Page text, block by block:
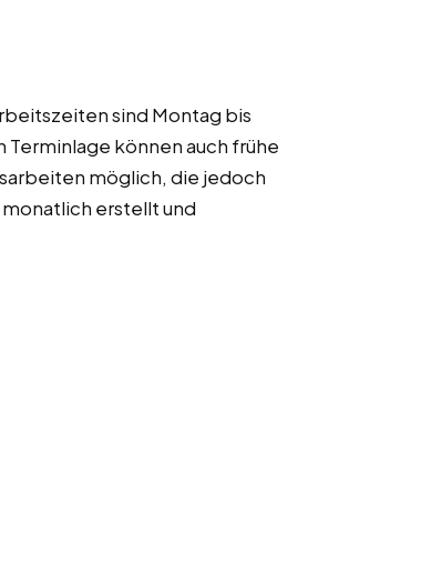
sind Montag bis
Terminlage können auch frühe
möglich, die jedoch
erstellt und